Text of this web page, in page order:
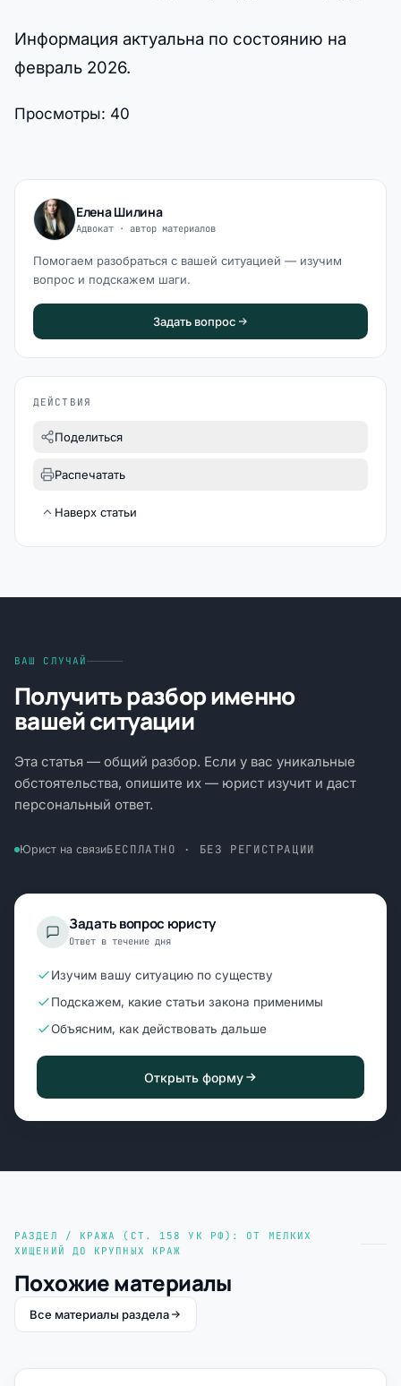
Информация актуальна по состоянию на
февраль 2026.
Просмотры: 40
Елена Шилина
Адвокат · автор материалов
Помогаем разобраться с вашей ситуацией — изучим
вопрос и подскажем шаги.
Задать вопрос
ДЕЙСТВИЯ
Поделиться
Распечатать
Наверх статьи
ВАШ СЛУЧАЙ
Получить разбор именно
вашей ситуации
Эта статья — общий разбор. Если у вас уникальные
обстоятельства, опишите их — юрист изучит и даст
персональный ответ.
Юрист на связиБЕСПЛАТНО · БЕЗ РЕГИСТРАЦИИ
Задать вопрос юристу
Ответ в течение дня
Изучим вашу ситуацию по существу
Подскажем, какие статьи закона применимы
Объясним, как действовать дальше
Открыть форму
РАЗДЕЛ / КРАЖА (СТ. 158 УК РФ): ОТ МЕЛКИХ
ХИЩЕНИЙ ДО КРУПНЫХ КРАЖ
Похожие материалы
Все материалы раздела